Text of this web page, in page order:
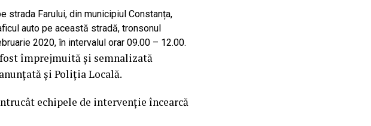
strada Farului, din municipiul Constanța,
auto pe această stradă, tronsonul
2020, în intervalul orar 09.00 – 12.00.
împrejmuită și semnalizată
și Poliția Locală.
echipele de intervenție încearcă